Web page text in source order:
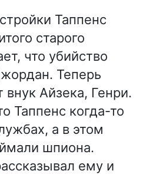
Таппенс
старого
что убийство
Теперь
внук Айзека, Генри.
Таппенс когда-то
а в этом
шпиона.
ему и